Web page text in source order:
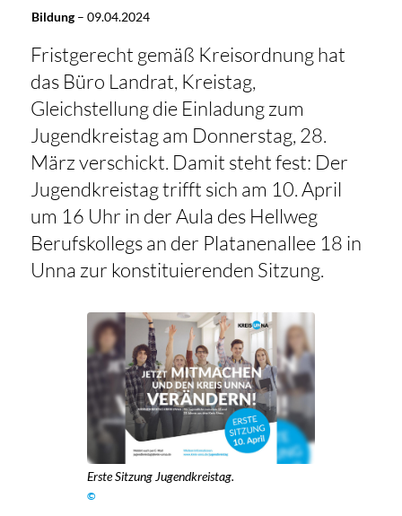
Bildung– 09.04.2024
Fristgerecht gemäß Kreisordnung hat
das Büro Landrat, Kreistag,
Gleichstellung die Einladung zum
Jugendkreistag am Donnerstag, 28.
März verschickt. Damit steht fest: Der
Jugendkreistag trifft sich am 10. April
um 16 Uhr in der Aula des Hellweg
Berufskollegs an der Platanenallee 18 in
Unna zur konstituierenden Sitzung.
Erste Sitzung Jugendkreistag.
©